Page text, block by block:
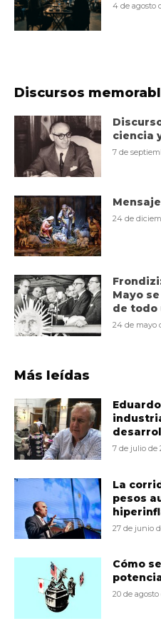
4 de agosto
Discursos
ciencia
7 de
24 de
Mayo
de todo
24 de mayo
Más leídas
7 de julio de
La
pesos
27 de junio
Cómo
20 de agosto